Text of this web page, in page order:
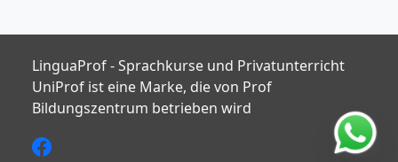
LinguaProf - Sprachkurse und Privatunterricht
UniProf ist eine Marke, die von Prof
Bildungszentrum betrieben wird